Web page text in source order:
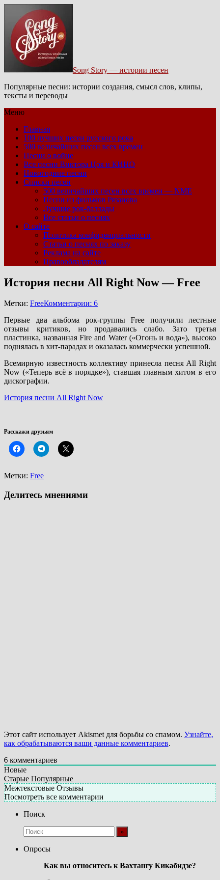
Song Story — истории песен
Популярные песни: истории создания, смысл слов, клипы,
тексты и переводы
Меню
Главная
100 лучших песен русского рока
500 величайших песен всех времен
Песни о войне
Все песни Виктора Цоя и КИНО
Новогодние песни
Списки песен
500 величайших песен всех времен — NME
Песни из фильмов Рязанова
Лучшие рок-баллады
Все статьи о песнях
О сайте
Политика конфиденциальности
Статьи о песнях по заказу
Реклама на сайте
Правообладателям
История песни All Right Now — Free
Метки: FreeКомментарии: 6
Первые два альбома рок-группы Free получили лестные
отзывы критиков, но продавались слабо. Зато третья
пластинка, названная Fire and Water («Огонь и вода»), высоко
поднялась в хит-парадах и оказалась коммерчески успешной.
Всемирную известность коллективу принесла песня All Right
Now («Теперь всё в порядке»), ставшая главным хитом в его
дискографии.
История песни All Right Now
Расскажи друзьям
Метки: Free
Делитесь мнениями
Этот сайт использует Akismet для борьбы со спамом. Узнайте,
как обрабатываются ваши данные комментариев.
6 комментариев
Новые
Старые Популярные
Межтекстовые Отзывы
Посмотреть все комментарии
Поиск
Опросы
Как вы относитесь к Вахтангу Кикабидзе?